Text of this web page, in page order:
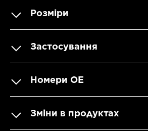
Розміри
Застосування
Номери OE
Зміни в продуктах